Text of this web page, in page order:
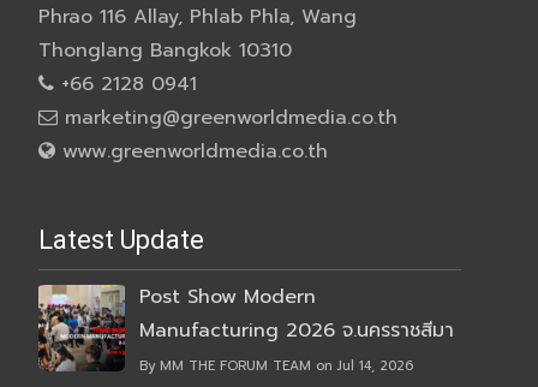
Phrao 116 Allay, Phlab Phla, Wang
Thonglang Bangkok 10310
+66 2128 0941
marketing@greenworldmedia.co.th
www.greenworldmedia.co.th
Latest Update
Post Show Modern
Manufacturing 2026 จ.นครราชสีมา
By MM THE FORUM TEAM on Jul 14, 2026